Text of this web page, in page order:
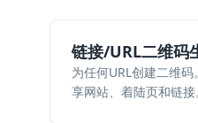
链接/URL二维码
为任何URL创建二维
享网站、着陆页和链接